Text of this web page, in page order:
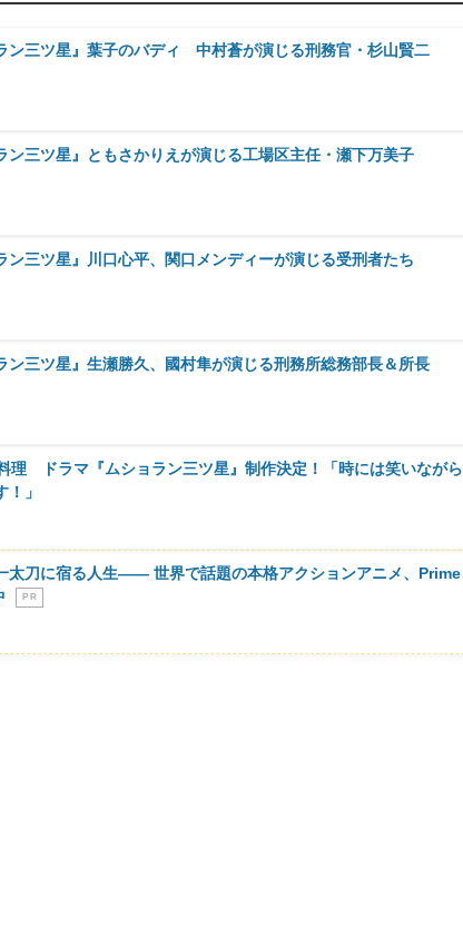
ン三ツ星』葉子のバディ 中村蒼が演じる刑務官・杉山賢二
ン三ツ星』ともさかりえが演じる工場区主任・瀬下万美子
ン三ツ星』川口心平、関口メンディーが演じる受刑者たち
ン三ツ星』生瀬勝久、國村隼が演じる刑務所総務部長＆所長
理 ドラマ『ムショラン三ツ星』制作決定！「時には笑いながら
」
太刀に宿る人生―― 世界で話題の本格アクションアニメ、Prime
P R